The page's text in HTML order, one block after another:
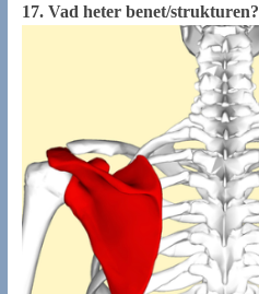
17. Vad heter benet/strukturen?